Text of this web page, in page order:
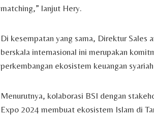
matching,” lanjut Hery.
Di kesempatan yang sama, Direktur Sales
berskala internasional ini merupakan
perkembangan ekosistem keuangan
Menurutnya, kolaborasi BSI dengan
Expo 2024 membuat ekosistem Islam di